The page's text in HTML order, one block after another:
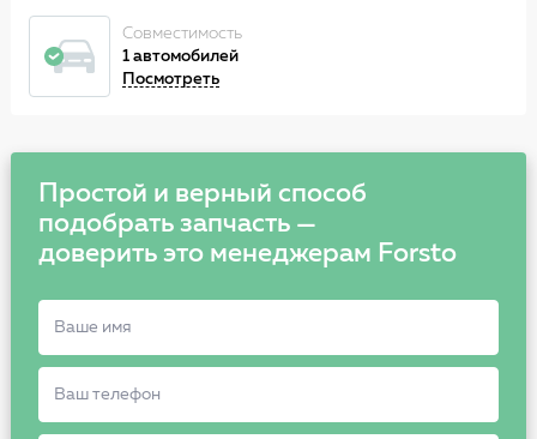
Совместимость
1 автомобилей
Посмотреть
Простой и верный способ
подобрать запчасть —
доверить это менеджерам Forsto